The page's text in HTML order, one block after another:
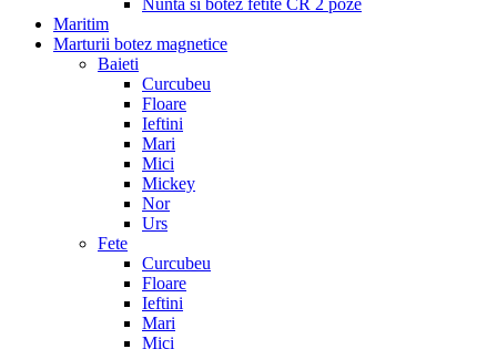
Nunta si botez fetite CR 2 poze
Maritim
Marturii botez magnetice
Baieti
Curcubeu
Floare
Ieftini
Mari
Mici
Mickey
Nor
Urs
Fete
Curcubeu
Floare
Ieftini
Mari
Mici